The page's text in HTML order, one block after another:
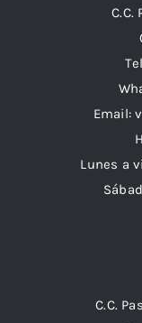
C.C.
Email:
Lunes a
C.C.